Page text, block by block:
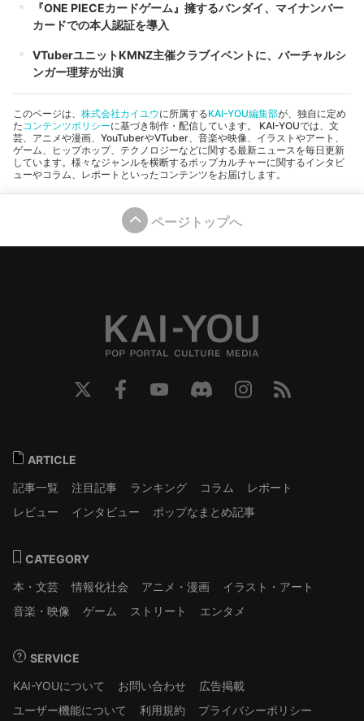
『ONE PIECEカードゲーム』擁するバンダイ、マイナンバー
カードでの本人認証を導入
VTuberユニットKMNZ主催クラブイベントに、バーチャルシ
ンガー理芽が出演
このページは、 株式会社カイユウに所属するKAI-YOU編集部が、独自に定め
たコンテンツポリシーに基づき制作・配信しています。 KAI-YOUでは、文
芸、アニメや漫画、YouTuberやVTuber、音楽や映像、イラストやアート、
ゲーム、ヒップホップ、テクノロジーなどに関する最新ニュースを毎日更新
しています。様々なジャンルを横断するポップカルチャーに関するインタビ
ューやコラム、レポートといったコンテンツをお届けします。
ページトップへ
ARTICLE
記事一覧
注目記事 ランキング コラム
レポート
レビュー
インタビュー ポップなまとめ記事
CATEGORY
本・文芸
情報化社会 アニメ・漫画
イラスト・アート
音楽・映像
ゲーム ストリート エンタメ
SERVICE
KAI-YOUについて
お問い合わせ
広告掲載
ユーザー機能について
利用規約 プライバシーポリシー